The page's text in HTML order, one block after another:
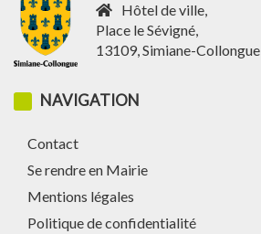
Hôtel de ville,
Place le Sévigné,
13109, Simiane-Collongue
NAVIGATION
Contact
Se rendre en Mairie
Mentions légales
Politique de confidentialité